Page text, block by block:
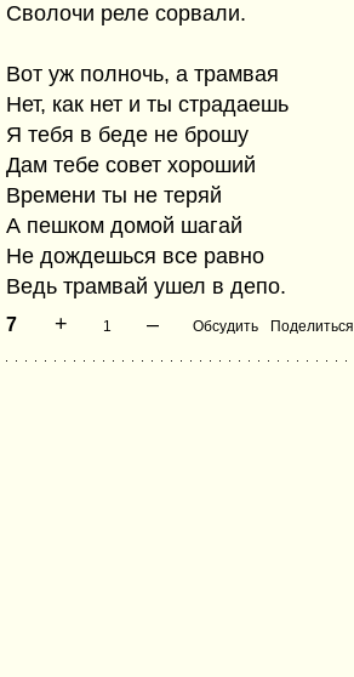
Сволочи реле сорвали.
Вот уж полночь, а трамвая
Нет, как нет и ты страдаешь
Я тебя в беде не брошу
Дам тебе совет хороший
Времени ты не теряй
А пешком домой шагай
Не дождешься все равно
Ведь трамвай ушел в депо.
7 + 1 – Обсудить Поделиться